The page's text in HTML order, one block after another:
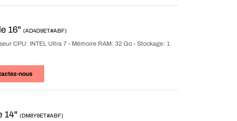
16" (AD4D9ET#ABF)
CPU: INTEL Ultra 7 - Mémoire RAM: 32 Go - Stockage: 1
nous
14" (DM8Y9ET#ABF)